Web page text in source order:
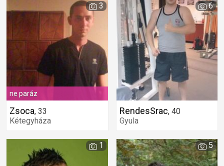
ne paráz
Zsoca, 33
Kétegyháza
3
RendesSrac, 40
Gyula
6
1 5